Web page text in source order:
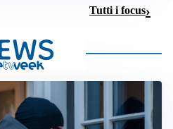
Tutti i focus